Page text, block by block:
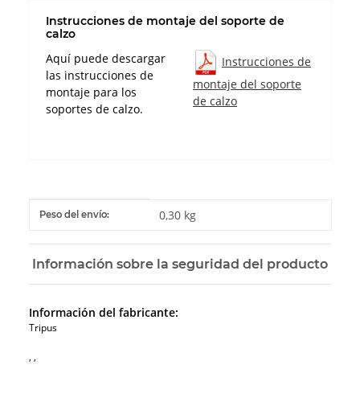
Instrucciones de montaje del soporte de
calzo
Aquí puede descargar
las instrucciones de
montaje para los
soportes de calzo.
Instrucciones de
montaje del soporte
de calzo
#productDetails.itemInformation#
#productDetails.itemValue#
Peso del envío: 0,30 kg
Información sobre la seguridad del producto
Información del fabricante:
Tripus
, ,